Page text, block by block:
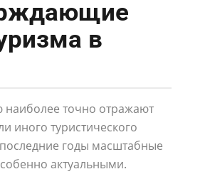
в
наиболее точно отражают
иного туристического
годы масштабные
актуальными.